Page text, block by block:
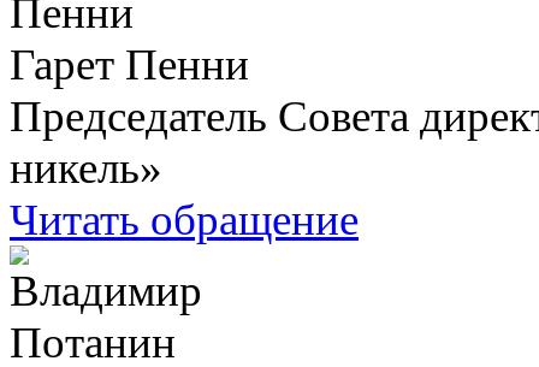
Гарет Пенни
Председатель Совета
никель»
Читать обращение